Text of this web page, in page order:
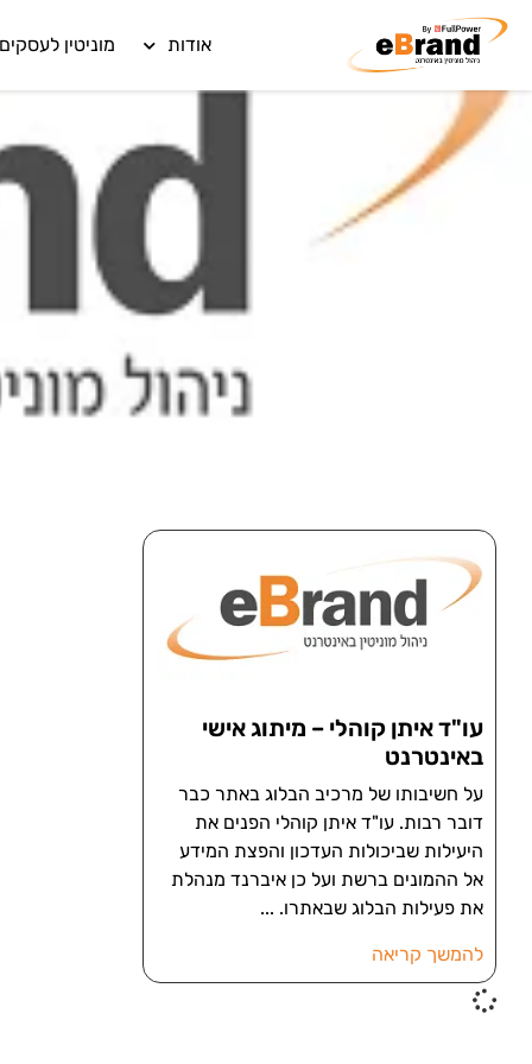
אודות מוניטין לעסקים
עו"ד איתן קוהלי – מיתוג אישי
באינטרנט
על חשיבותו של מרכיב הבלוג באתר כבר
דובר רבות. עו"ד איתן קוהלי הפנים את
היעילות שביכולות העדכון והפצת המידע
אל ההמונים ברשת ועל כן איברנד מנהלת
את פעילות הבלוג שבאתרו.
להמשך קריאה